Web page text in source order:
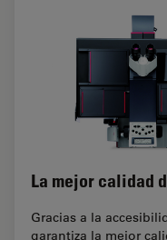
La mejor calidad
Gracias a la
garantiza la mejor